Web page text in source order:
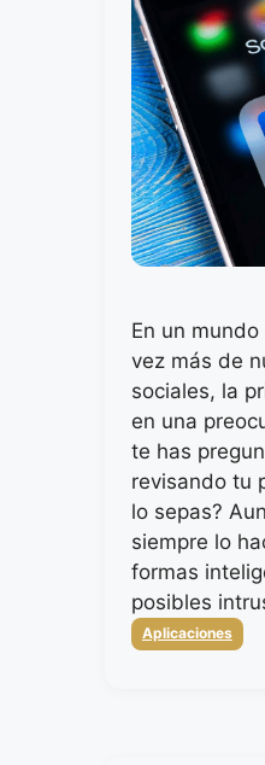
En un
vez más de
sociales, la
en una
te has
revisando tu
lo sepas?
siempre lo
formas
posibles
Categorias
Aplicaciones